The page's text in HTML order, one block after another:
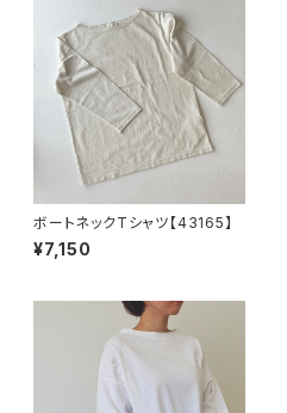
ボートネックTシャツ【43165】
¥7,150